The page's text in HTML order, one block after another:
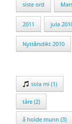
siste ord
2011 jula
Nyttårsdikt 2010
sola mi (1)
tåre (2)
å holde munn (3)